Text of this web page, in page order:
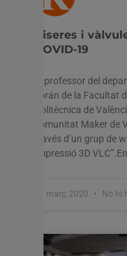
Viseres i
COVID-19
El professor del
Torán de la Facultat
Politècnica de
comunitat Maker de
través d’un grup de
Impressió 3D VLC”.En
31 març, 2020 No hi